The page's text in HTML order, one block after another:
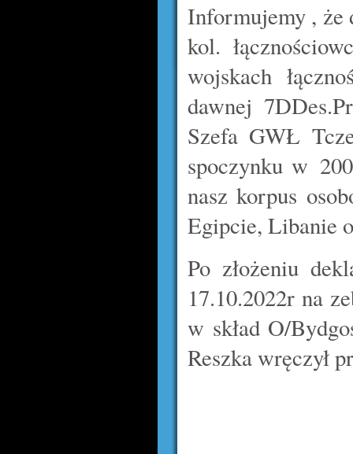
Informujemy , że
kol.
wojskach
dawnej
Szefa GWŁ
spoczynku w
nasz korpus
Egipcie, Libanie
Po złożeniu
17.10.2022r na
w skład O/
Reszka wręczył